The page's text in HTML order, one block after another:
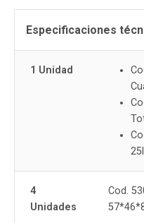
Especificaciones
1 Unidad
4
Unidades
Cod.